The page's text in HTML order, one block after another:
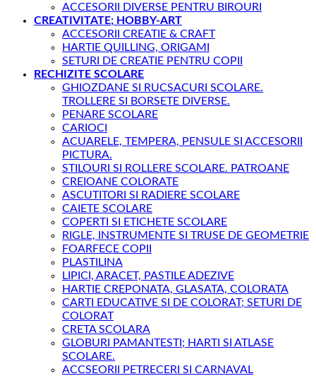
ACCESORII DIVERSE PENTRU BIROURI
CREATIVITATE; HOBBY-ART
ACCESORII CREATIE & CRAFT
HARTIE QUILLING, ORIGAMI
SETURI DE CREATIE PENTRU COPII
RECHIZITE SCOLARE
GHIOZDANE SI RUCSACURI SCOLARE.
TROLLERE SI BORSETE DIVERSE.
PENARE SCOLARE
CARIOCI
ACUARELE, TEMPERA, PENSULE SI ACCESORII
PICTURA.
STILOURI SI ROLLERE SCOLARE. PATROANE
CREIOANE COLORATE
ASCUTITORI SI RADIERE SCOLARE
CAIETE SCOLARE
COPERTI SI ETICHETE SCOLARE
RIGLE, INSTRUMENTE SI TRUSE DE GEOMETRIE
FOARFECE COPII
PLASTILINA
LIPICI, ARACET, PASTILE ADEZIVE
HARTIE CREPONATA, GLASATA, COLORATA
CARTI EDUCATIVE SI DE COLORAT; SETURI DE
COLORAT
CRETA SCOLARA
GLOBURI PAMANTESTI; HARTI SI ATLASE
SCOLARE.
ACCSEORII PETRECERI SI CARNAVAL